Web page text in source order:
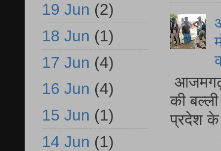
आजमगढ़
की
प्रदेश
19 Jun (2)
18 Jun (1)
17 Jun (4)
16 Jun (4)
15 Jun (1)
14 Jun (1)